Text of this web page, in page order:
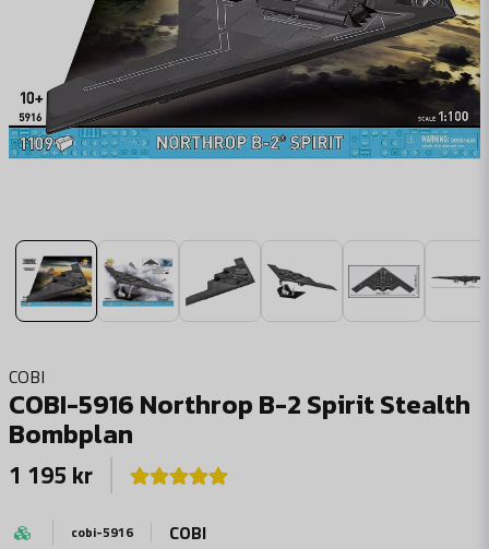
COBI
COBI-5916 Northrop B-2 Spirit Stealth
Bombplan
1 195 kr
cobi-5916 COBI